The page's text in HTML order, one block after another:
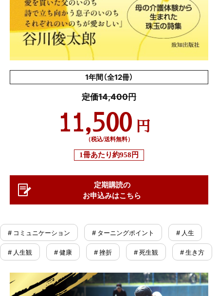
1年間（全12冊）
定価14,400円
11,500 円
（税込/送料無料）
1冊あたり約958円
定期購読の
お申込みはこちら
# コミュニケーション # ターニングポイント # 人生
# 人生観 # 健康 # 挫折 # 死生観 # 生き方